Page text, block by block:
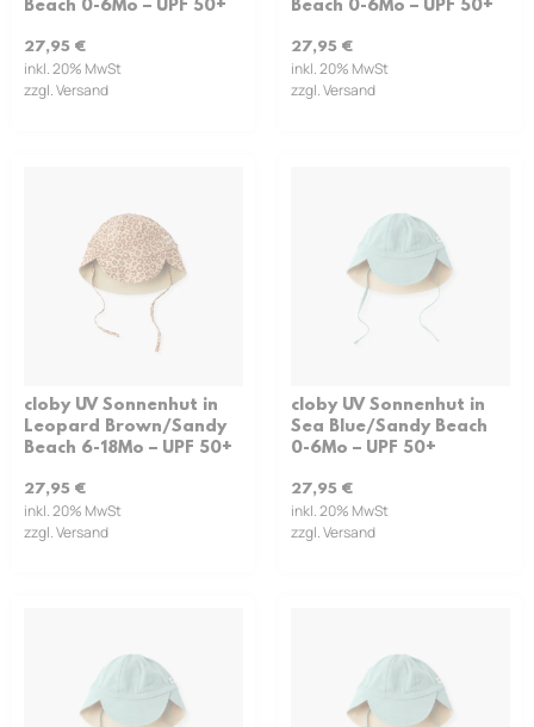
Beach 0-6Mo – UPF 50+
27,95 €
inkl. 20% MwSt
zzgl. Versand
Beach 0-6Mo – UPF 50+
27,95 €
inkl. 20% MwSt
zzgl. Versand
cloby UV Sonnenhut in
Leopard Brown/Sandy
Beach 6-18Mo – UPF 50+
27,95 €
inkl. 20% MwSt
zzgl. Versand
cloby UV Sonnenhut in
Sea Blue/Sandy Beach
0-6Mo – UPF 50+
27,95 €
inkl. 20% MwSt
zzgl. Versand